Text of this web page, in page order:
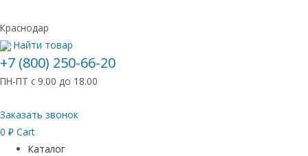
Краснодар
Найти товар
+7 (800) 250-66-20
ПН-ПТ с 9.00 до 18.00
Заказать звонок
0 ₽ Cart
Каталог